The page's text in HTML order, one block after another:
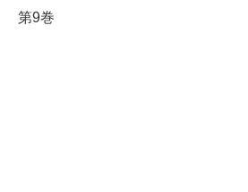
第9巻